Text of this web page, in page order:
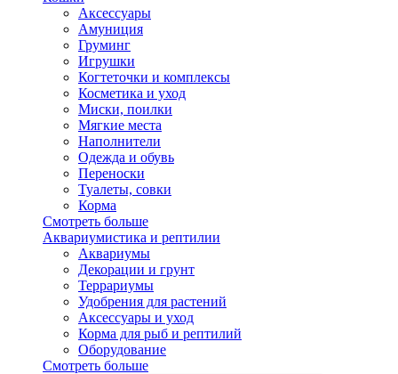
Аксессуары
Амуниция
Груминг
Игрушки
Когтеточки и комплексы
Косметика и уход
Миски, поилки
Мягкие места
Наполнители
Одежда и обувь
Переноски
Туалеты, совки
Корма
Смотреть больше
Аквариумистика и рептилии
Аквариумы
Декорации и грунт
Террариумы
Удобрения для растений
Аксессуары и уход
Корма для рыб и рептилий
Оборудование
Смотреть больше